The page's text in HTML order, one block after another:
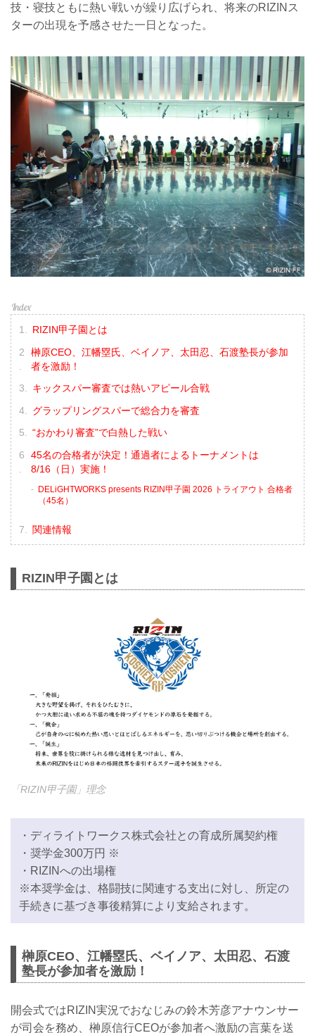
技・寝技ともに熱い戦いが繰り広げられ、将来のRIZINス
ターの出現を予感させた一日となった。
RIZIN甲子園とは
榊原CEO、江幡塁氏、ベイノア、太田忍、石渡塾長が参加
者を激励！
キックスパー審査では熱いアピール合戦
グラップリングスパーで総合力を審査
“おかわり審査”で白熱した戦い
45名の合格者が決定！通過者によるトーナメントは
8/16（日）実施！
DELiGHTWORKS presents RIZIN甲子園 2026 トライアウト 合格者
（45名）
関連情報
RIZIN甲子園とは
「RIZIN甲子園」理念
・ディライトワークス株式会社との育成所属契約権
・奨学金300万円 ※
・RIZINへの出場権
※本奨学金は、格闘技に関連する支出に対し、所定の
手続きに基づき事後精算により支給されます。
榊原CEO、江幡塁氏、ベイノア、太田忍、石渡
塾長が参加者を激励！
開会式ではRIZIN実況でおなじみの鈴木芳彦アナウンサー
が司会を務め、榊原信行CEOが参加者へ激励の言葉を送